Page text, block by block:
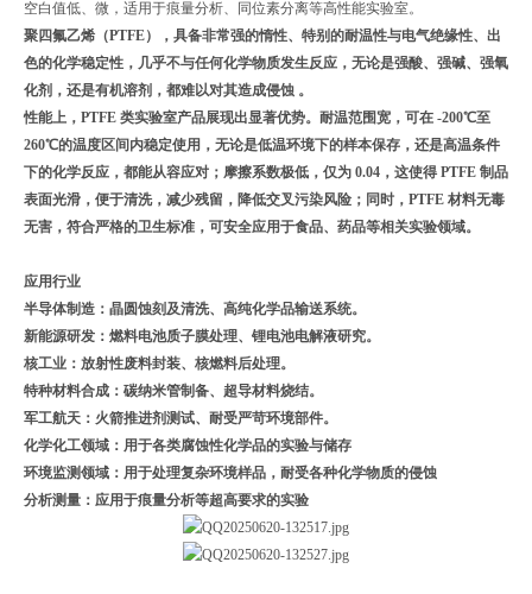
空白值低、微，适用于痕量分析、同位素分离等高性能实验室。
聚四氟乙烯（PTFE），具备非常强的惰性、特别的耐温性与电气绝缘性、出
色的化学稳定性，几乎不与任何化学物质发生反应，无论是强酸、强碱、强氧
化剂，还是有机溶剂，都难以对其造成侵蚀 。
性能上， PTFE 类实验室产品展现出显著优势。耐温范围宽，可在 -200℃至
260℃的温度区间内稳定使用，无论是低温环境下的样本保存，还是高温条件
下的化学反应，都能从容应对；摩擦系数极低，仅为 0.04 ，这使得 PTFE 制品
表面光滑，便于清洗，减少残留，降低交叉污染风险；同时， PTFE 材料无毒
无害，符合严格的卫生标准，可安全应用于食品、药品等相关实验领域。
应用行业
半导体制造：晶圆蚀刻及清洗、高纯化学品输送系统。
新能源研发：燃料电池质子膜处理、锂电池电解液研究。
核工业：放射性废料封装、核燃料后处理。
特种材料合成：碳纳米管制备、超导材料烧结。
军工航天：火箭推进剂测试、耐受严苛环境部件。
化学化工领域：用于各类腐蚀性化学品的实验与储存
环境监测领域：用于处理复杂环境样品，耐受各种化学物质的侵蚀
分析测量：应用于痕量分析等超高要求的实验